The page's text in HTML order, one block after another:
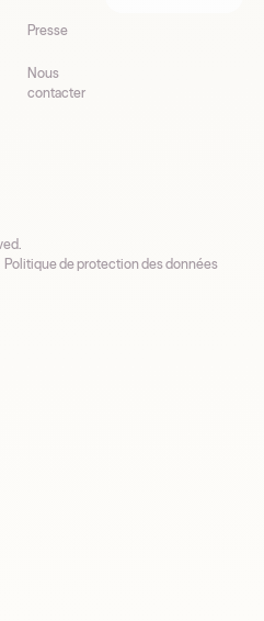
Presse
Nous
contacter
Politique de protection des données